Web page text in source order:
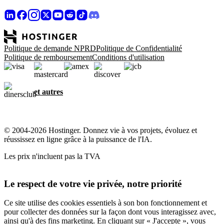
Politique de demande NPRDPolitique de Confidentialité
Politique de remboursementConditions d'utilisation
et autres
© 2004-2026 Hostinger. Donnez vie à vos projets, évoluez et
réussissez en ligne grâce à la puissance de l'IA.
Les prix n'incluent pas la TVA
Le respect de votre vie privée, notre priorité
Ce site utilise des cookies essentiels à son bon fonctionnement et
pour collecter des données sur la façon dont vous interagissez avec,
ainsi qu'à des fins marketing. En cliquant sur « J'accepte », vous